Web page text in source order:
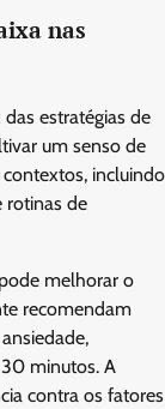
nas
estratégias de
um senso de
incluindo
rotinas de
melhorar o
recomendam
minutos. A
contra os fatores